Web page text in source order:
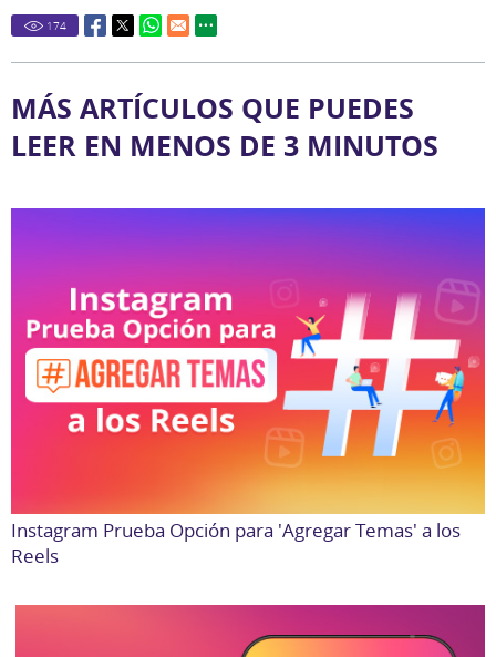
174
MÁS ARTÍCULOS QUE PUEDES
LEER EN MENOS DE 3 MINUTOS
Instagram Prueba Opción para 'Agregar Temas' a los
Reels